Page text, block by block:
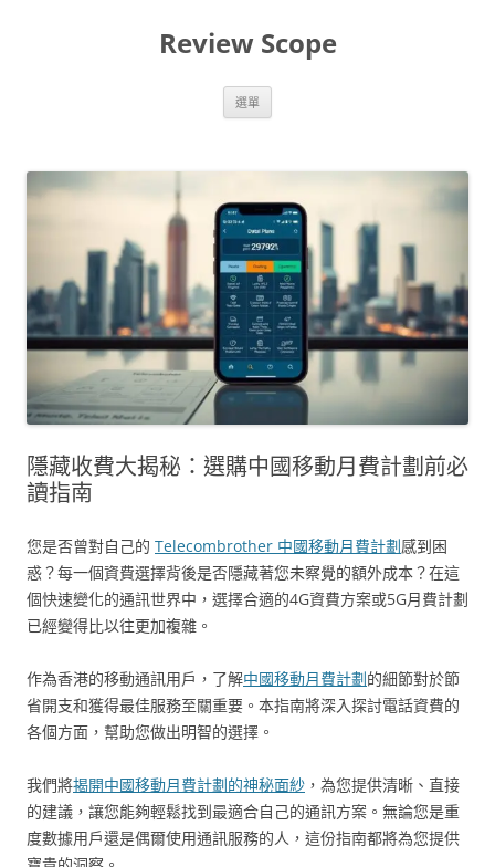
Review Scope
選單
隱藏收費大揭秘：選購中國移動月費計劃前必
讀指南
您是否曾對自己的 Telecombrother 中國移動月費計劃感到困
惑？每一個資費選擇背後是否隱藏著您未察覺的額外成本？在這
個快速變化的通訊世界中，選擇合適的4G資費方案或5G月費計劃
已經變得比以往更加複雜。
作為香港的移動通訊用戶，了解中國移動月費計劃的細節對於節
省開支和獲得最佳服務至關重要。本指南將深入探討電話資費的
各個方面，幫助您做出明智的選擇。
我們將揭開中國移動月費計劃的神秘面紗 ，為您提供清晰、直接
的建議，讓您能夠輕鬆找到最適合自己的通訊方案。無論您是重
度數據用戶還是偶爾使用通訊服務的人，這份指南都將為您提供